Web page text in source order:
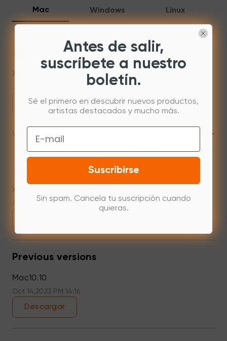
Mac Windows Linux
Mac 10.13 or newer
XPPenMac_4.0.18_260723
Descargar
Versión anterior +
Mac 10.12~14.2
XPPenMac_3.4.15_240313
Apr 15,2024 PM 18:05
Previous versions
Mac10.10
Oct 14,2023 PM 14:16
Descargar
Antes de salir,
suscríbete a nuestro
boletín.
Sé el primero en descubrir nuevos productos,
artistas destacados y mucho más.
Email
Suscribirse
Sin spam. Cancela tu suscripción cuando
quieras.